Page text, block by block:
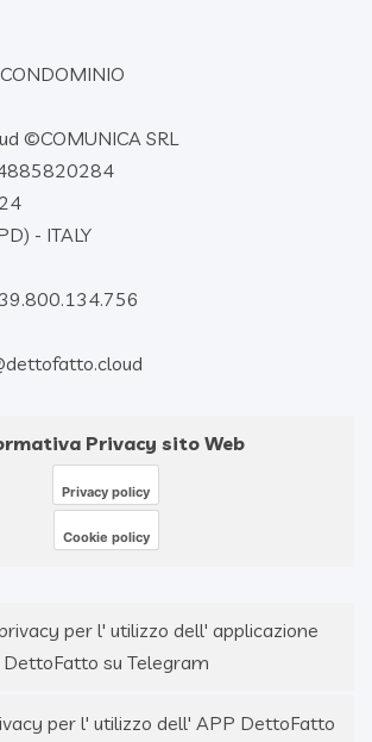
©COMUNICA SRL
- ITALY
Privacy sito Web
Privacy policy
Cookie policy
per l' utilizzo dell' applicazione
DettoFatto su Telegram
per l' utilizzo dell' APP DettoFatto